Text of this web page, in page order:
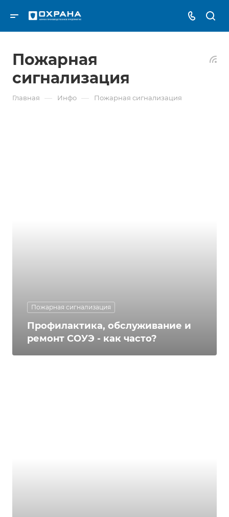
Пожарная
сигнализация
Главная — Инфо — Пожарная сигнализация
Пожарная сигнализация
Профилактика, обслуживание и
ремонт СОУЭ - как часто?